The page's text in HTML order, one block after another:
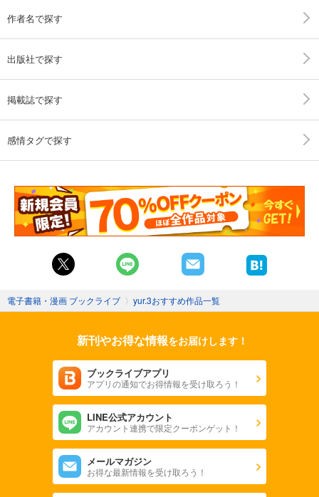
作者名で探す
出版社で探す
掲載誌で探す
感情タグで探す
電子書籍・漫画 ブックライブ 〉 yur.3おすすめ作品一覧
新刊やお得な情報をお届けします！
ブックライブアプリ
アプリの通知でお得情報を受け取ろう！
LINE公式アカウント
アカウント連携で限定クーポンゲット！
メールマガジン
お得な最新情報を受け取ろう！